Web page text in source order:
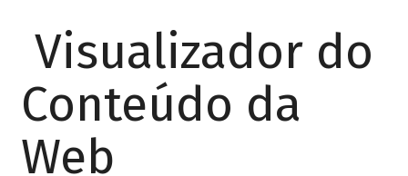
Visualizador do
Conteúdo da
Web